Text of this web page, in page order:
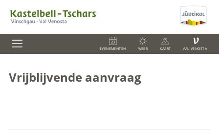
EVENEMENTEN WEER KAART
V
VAL VENOSTA
Vrijblijvende aanvraag